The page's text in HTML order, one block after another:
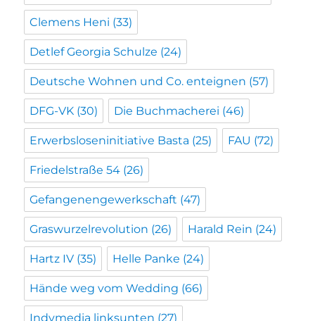
Clemens Heni (33)
Detlef Georgia Schulze (24)
Deutsche Wohnen und Co. enteignen (57)
DFG-VK (30) Die Buchmacherei (46)
Erwerbsloseninitiative Basta (25) FAU (72)
Friedelstraße 54 (26)
Gefangenengewerkschaft (47)
Graswurzelrevolution (26) Harald Rein (24)
Hartz IV (35) Helle Panke (24)
Hände weg vom Wedding (66)
Indymedia linksunten (27)